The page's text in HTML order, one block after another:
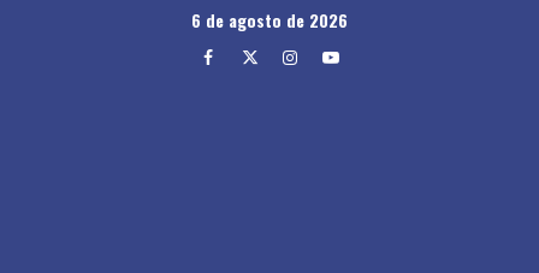
6 de agosto de 2026
Facebook
TwitterInstagram
Youtube